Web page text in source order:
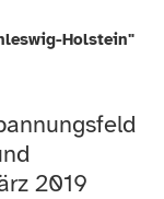
Holstein"
2019